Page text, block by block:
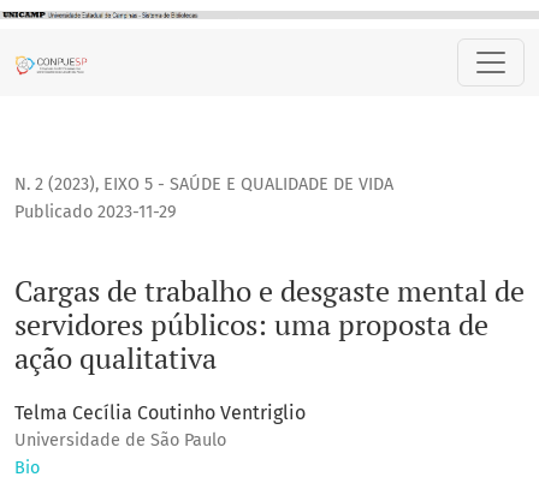
Cargas de trabalho e desgaste mental de servidores
N. 2 (2023), EIXO 5 - SAÚDE E QUALIDADE DE VIDA
Cargas de trabalho e desgaste mental de
servidores públicos: uma proposta de
ação qualitativa
Publicado 2023-11-29
Telma Cecília Coutinho Ventriglio
Universidade de São Paulo
Bio